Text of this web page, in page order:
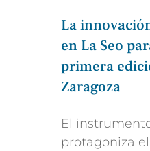
La
en La Seo
primera
Zaragoza
El
protagoniza